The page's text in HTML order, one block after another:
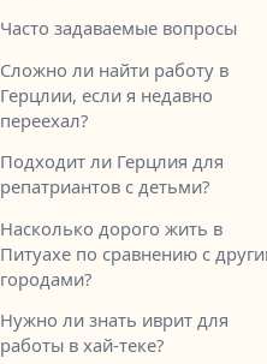
Часто задаваемые вопросы
Сложно ли найти работу в
Герцлии, если я недавно
переехал?
Подходит ли Герцлия для
репатриантов с детьми?
Насколько дорого жить в
Питуахе по сравнению с
городами?
Нужно ли знать иврит для
работы в хай-теке?